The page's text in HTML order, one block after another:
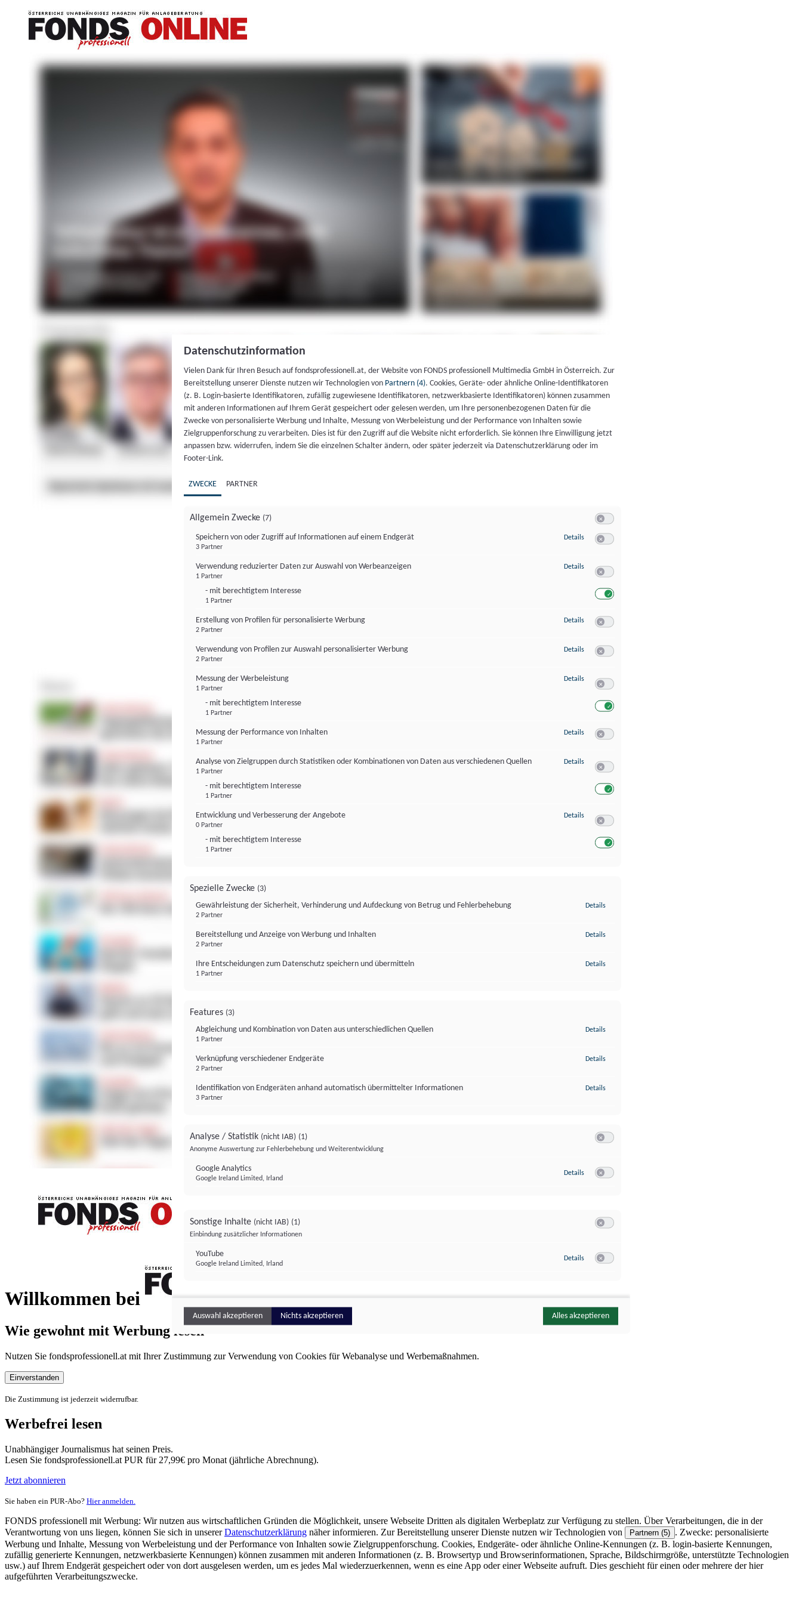
Willkommen bei
FONDS professionell
Wie gewohnt mit Werbung lesen
Nutzen Sie fondsprofessionell.at mit Ihrer Zustimmung zur Verwendung von Cookies für Webanalyse und Werbemaßnahmen.
Einverstanden
Die Zustimmung ist jederzeit widerrufbar.
Werbefrei lesen
Unabhängiger Journalismus hat seinen Preis.
Lesen Sie fondsprofessionell.at PUR für 27,99€ pro Monat (jährliche Abrechnung).
Jetzt abonnieren
Sie haben ein PUR-Abo? Hier anmelden.
FONDS professionell mit Werbung: Wir nutzen aus wirtschaftlichen Gründen die Möglichkeit, unsere Webseite Dritten als digitalen Werbeplatz zur Verfügung zu stellen. Über Verarbeitungen, die in der
Verantwortung von uns liegen, können Sie sich in unsererDatenschutzerklärung näher informieren. Zur Bereitstellung unserer Dienste nutzen wir Technologien von Partnern (5) . Zwecke: personalisierte
Werbung und Inhalte, Messung von Werbeleistung und der Performance von Inhalten sowie Zielgruppenforschung. Cookies, Endgeräte- oder ähnliche Online-Kennungen (z. B. login-basierte Kennungen,
zufällig generierte Kennungen, netzwerkbasierte Kennungen) können zusammen mit anderen Informationen (z. B. Browsertyp und Browserinformationen, Sprache, Bildschirmgröße, unterstützte Technologien
usw.) auf Ihrem Endgerät gespeichert oder von dort ausgelesen werden, um es jedes Mal wiederzuerkennen, wenn es eine App oder einer Webseite aufruft. Dies geschieht für einen oder mehrere der hier
aufgeführten Verarbeitungszwecke.
Datenschutzinformation
Vielen Dank für Ihren Besuch auf fondsprofessionell.at, der Website von FONDS professionell Multimedia GmbH in Österreich. Zur
Bereitstellung unserer Dienste nutzen wir Technologien von Partnern (4). Cookies, Geräte- oder ähnliche Online-Identifikatoren
(z. B. Login-basierte Identifikatoren, zufällig zugewiesene Identifikatoren, netzwerkbasierte Identifikatoren) können zusammen
mit anderen Informationen auf Ihrem Gerät gespeichert oder gelesen werden, um Ihre personenbezogenen Daten für die
Zwecke von personalisierte Werbung und Inhalte, Messung von Werbeleistung und der Performance von Inhalten sowie
Zielgruppenforschung zu verarbeiten. Dies ist für den Zugriff auf die Website nicht erforderlich. Sie können Ihre Einwilligung jetzt
anpassen bzw. widerrufen, indem Sie die einzelnen Schalter ändern, oder später jederzeit via Datenschutzerklärung oder im
Footer-Link.
ZWECKE PARTNER
Allgemein Zwecke (7)
Speichern von oder Zugriff auf Informationen auf einem Endgerät
3 Partner
Details zu Speichern von oder Zugriff auf Informationen auf einem Endgerät
Verwendung reduzierter Daten zur Auswahl von Werbeanzeigen
1 Partner
- mit berechtigtem Interesse
1 Partner
Details zu Verwendung reduzierter Daten zur Auswahl von Werbeanzeigen
Erstellung von Profilen für personalisierte Werbung
2 Partner
Details zu Erstellung von Profilen für personalisierte Werbung
Verwendung von Profilen zur Auswahl personalisierter Werbung
2 Partner
Details zu Verwendung von Profilen zur Auswahl personalisierter Werbung
Messung der Werbeleistung
1 Partner
- mit berechtigtem Interesse
1 Partner
Details zu Messung der Werbeleistung
Messung der Performance von Inhalten
1 Partner
Details zu Messung der Performance von Inhalten
Analyse von Zielgruppen durch Statistiken oder Kombinationen von Daten aus verschiedenen Quellen
1 Partner
- mit berechtigtem Interesse
1 Partner
Details zu Analyse von Zielgruppen durch Statistiken oder Kombinationen von
Entwicklung und Verbesserung der Angebote
0 Partner
- mit berechtigtem Interesse
1 Partner
Details zu Entwicklung und Verbesserung der Angebote
Spezielle Zwecke (3)
Gewährleistung der Sicherheit, Verhinderung und Aufdeckung von Betrug und Fehlerbehebung
2 Partner
Details
Bereitstellung und Anzeige von Werbung und Inhalten
2 Partner
Details
Ihre Entscheidungen zum Datenschutz speichern und übermitteln
1 Partner
Details
Features (3)
Abgleichung und Kombination von Daten aus unterschiedlichen Quellen
1 Partner
Details
Verknüpfung verschiedener Endgeräte
2 Partner
Details
Identifikation von Endgeräten anhand automatisch übermittelter Informationen
3 Partner
Details
Analyse / Statistik (nicht IAB) (1)
Anonyme Auswertung zur Fehlerbehebung und Weiterentwicklung
Google Analytics
Google Ireland Limited, Irland
Details zu Google Analytics
Sonstige Inhalte (nicht IAB) (1)
Einbindung zusätzlicher Informationen
YouTube
Google Ireland Limited, Irland
Details zu YouTube
Auswahl akzeptieren Nichts akzeptieren Alles akzeptieren